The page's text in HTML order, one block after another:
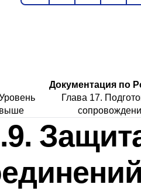
Документация по
выше
Глава 17.